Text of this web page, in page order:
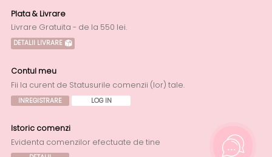
Plata & Livrare
Livrare Gratuita - de la 550 lei.
DETALII LIVRARE
Contul meu
Fii la curent de Statusurile comenzii (lor) tale.
INREGISTRARE LOG IN
Istoric comenzi
Evidenta comenzilor efectuate de tine